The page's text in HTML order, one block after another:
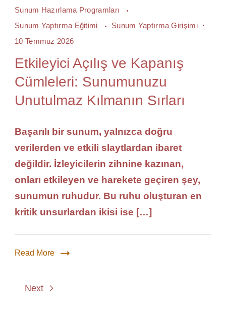
Sunum Hazırlama Programları
Sunum Yaptırma Eğitimi
Sunum Yaptırma Girişimi
10 Temmuz 2026
Etkileyici Açılış ve Kapanış
Cümleleri: Sunumunuzu
Unutulmaz Kılmanın Sırları
Başarılı bir sunum, yalnızca doğru
verilerden ve etkili slaytlardan ibaret
değildir. İzleyicilerin zihnine kazınan,
onları etkileyen ve harekete geçiren şey,
sunumun ruhudur. Bu ruhu oluşturan en
kritik unsurlardan ikisi ise […]
Read More
Next